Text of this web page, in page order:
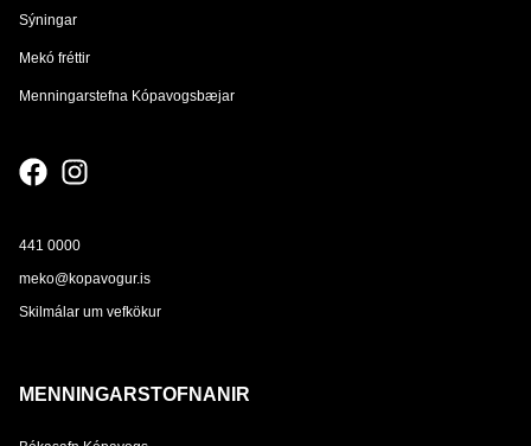
Sýningar
Mekó fréttir
Menningarstefna Kópavogsbæjar
441 0000
meko@kopavogur.is
Skilmálar um vefkökur
MENNINGARSTOFNANIR